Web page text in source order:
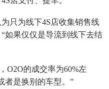
只为线下4S店收集销售线
如果仅仅是导流到线下去结
的成交率为60%左
者是换别的车型。”